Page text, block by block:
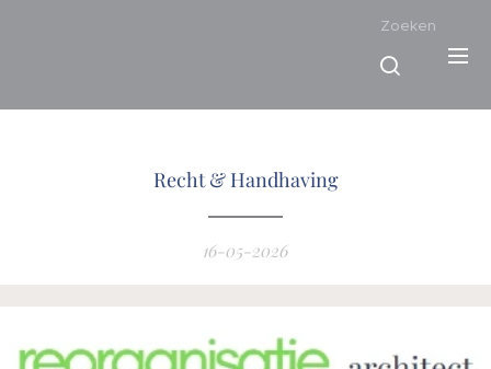
Zoeken
Recht & Handhaving
16-05-2026